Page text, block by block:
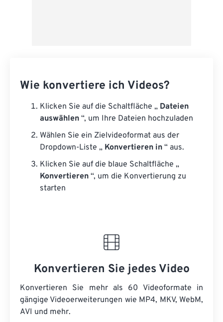
Wie konvertiere ich Videos?
Klicken Sie auf die Schaltfläche „ Dateien
auswählen “, um Ihre Dateien hochzuladen
Wählen Sie ein Zielvideoformat aus der
Dropdown-Liste „ Konvertieren in “ aus.
Klicken Sie auf die blaue Schaltfläche „
Konvertieren “, um die Konvertierung zu
starten
Konvertieren Sie jedes Video
Konvertieren Sie mehr als 60 Videoformate in
gängige Videoerweiterungen wie MP4, MKV, WebM,
AVI und mehr.